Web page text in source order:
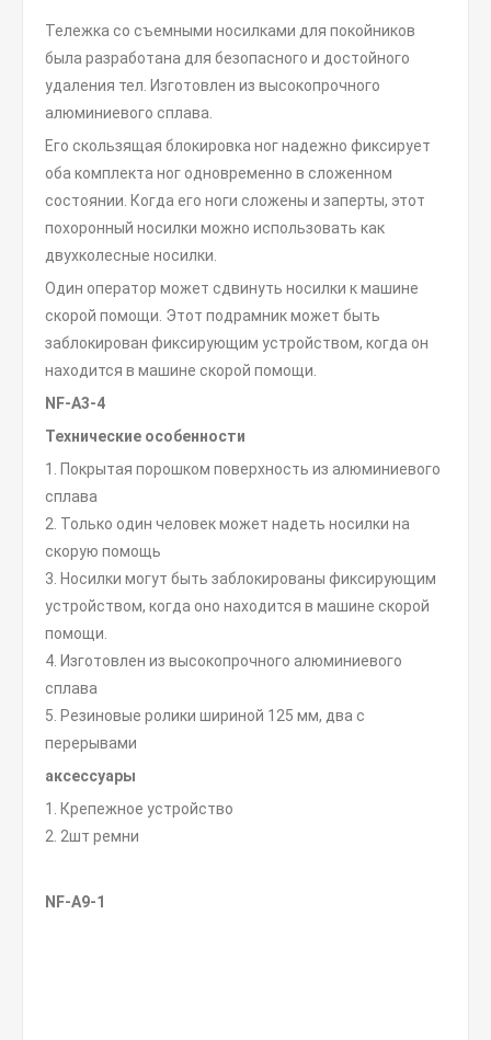
Тележка со съемными носилками для покойников
была разработана для безопасного и достойного
удаления тел. Изготовлен из высокопрочного
алюминиевого сплава.
Его скользящая блокировка ног надежно фиксирует
оба комплекта ног одновременно в сложенном
состоянии. Когда его ноги сложены и заперты, этот
похоронный носилки можно использовать как
двухколесные носилки.
Один оператор может сдвинуть носилки к машине
скорой помощи. Этот подрамник может быть
заблокирован фиксирующим устройством, когда он
находится в машине скорой помощи.
NF-A3-4
Технические особенности
1. Покрытая порошком поверхность из алюминиевого
сплава
2. Только один человек может надеть носилки на
скорую помощь
3. Носилки могут быть заблокированы фиксирующим
устройством, когда оно находится в машине скорой
помощи.
4. Изготовлен из высокопрочного алюминиевого
сплава
5. Резиновые ролики шириной 125 мм, два с
перерывами
аксессуары
1. Крепежное устройство
2. 2шт ремни
NF-A9-1